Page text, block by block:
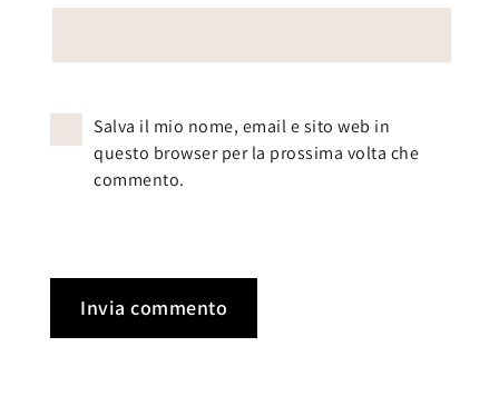
Salva il mio nome, email e sito web in
questo browser per la prossima volta che
commento.